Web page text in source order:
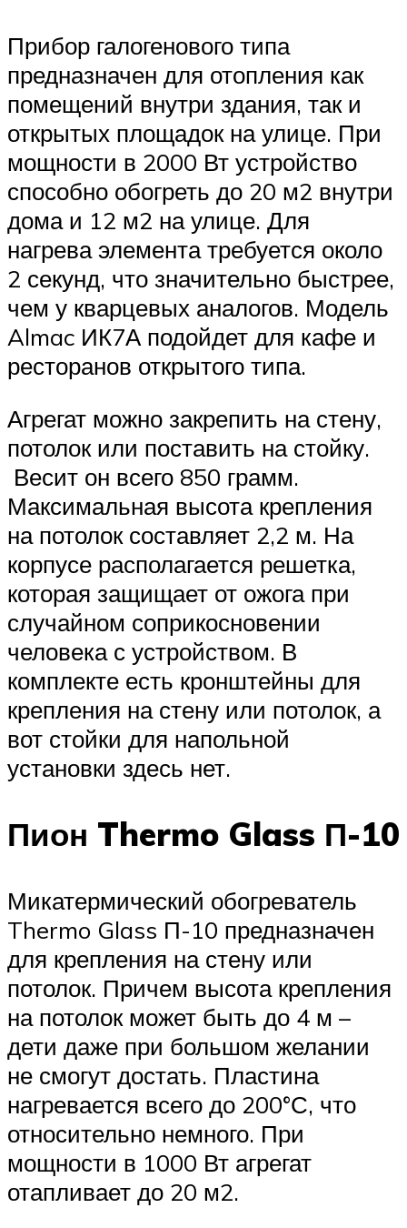
Прибор галогенового типа
предназначен для отопления как
помещений внутри здания, так и
открытых площадок на улице. При
мощности в 2000 Вт устройство
способно обогреть до 20 м2 внутри
дома и 12 м2 на улице. Для
нагрева элемента требуется около
2 секунд, что значительно быстрее,
чем у кварцевых аналогов. Модель
Almac ИК7А подойдет для кафе и
ресторанов открытого типа.
Агрегат можно закрепить на стену,
потолок или поставить на стойку.
Весит он всего 850 грамм.
Максимальная высота крепления
на потолок составляет 2,2 м. На
корпусе располагается решетка,
которая защищает от ожога при
случайном соприкосновении
человека с устройством. В
комплекте есть кронштейны для
крепления на стену или потолок, а
вот стойки для напольной
установки здесь нет.
Пион Thermo Glass П-10
Микатермический обогреватель
Thermo Glass П-10 предназначен
для крепления на стену или
потолок. Причем высота крепления
на потолок может быть до 4 м –
дети даже при большом желании
не смогут достать. Пластина
нагревается всего до 200°С, что
относительно немного. При
мощности в 1000 Вт агрегат
отапливает до 20 м2.